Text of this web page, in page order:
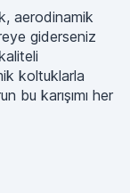
aerodinamik
giderseniz
koltuklarla
bu karışımı her